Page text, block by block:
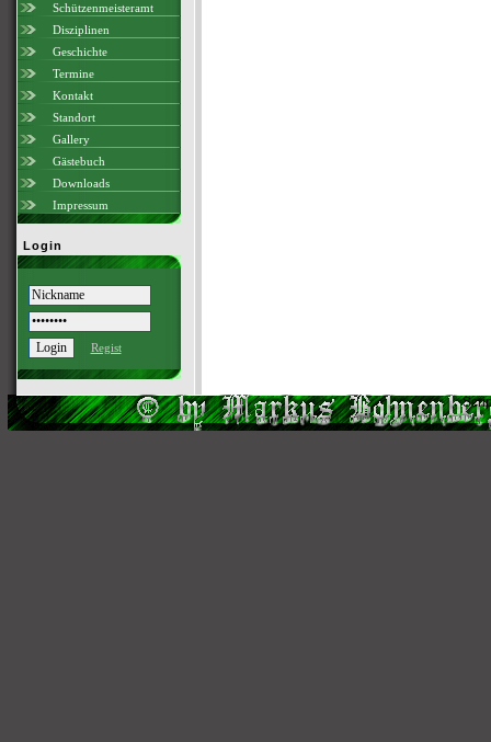
Schützenmeisteramt
Disziplinen
Geschichte
Termine
Kontakt
Standort
Gallery
Gästebuch
Downloads
Impressum
Login
Regist